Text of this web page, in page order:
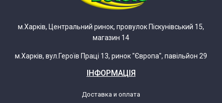
Whirlpool AWA 1084 856110829243
Whirlpool AWA 5018
Whirlpool AWA 5018 856150129283
м.Харків, Центральний ринок, провулок Піскунівський 15,
магазин 14
м.Харків, вул.Героїв Праці 13, ринок "Європа", павільйон 29
ІНФОРМАЦІЯ
Доставка и оплата